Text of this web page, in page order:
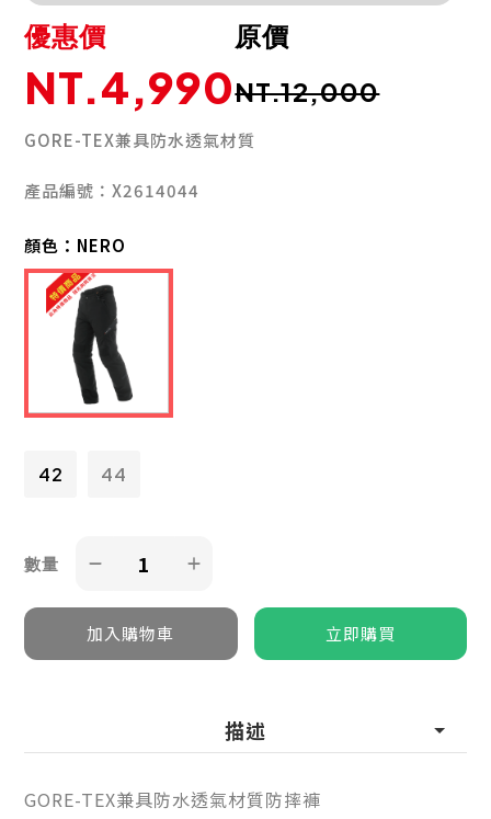
原價
NT.12,000
優惠價
NT.4,990
GORE-TEX兼具防水透氣材質
產品編號：X2614044
顏色： NERO
42 44
數量
描述
GORE-TEX兼具防水透氣材質防摔褲